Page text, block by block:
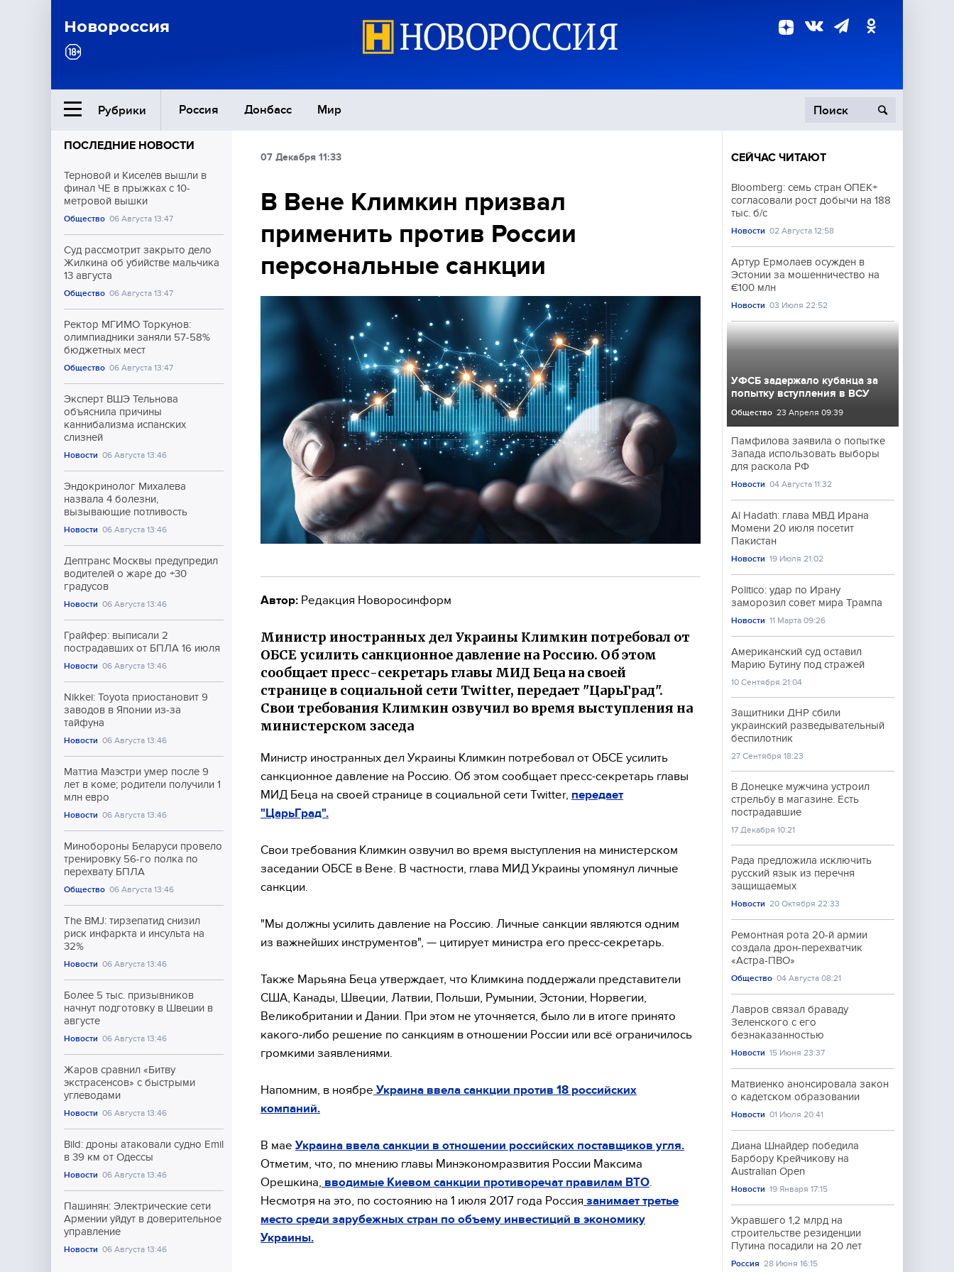
Новороссия
Рубрики Россия Донбасс Мир
Ближний Восток
Общество
Экономика
Происшествия
Культура
ПОСЛЕДНИЕ НОВОСТИ
Терновой и Киселёв вышли в
финал ЧЕ в прыжках с 10-
метровой вышки
Общество 06 Августа 13:47
Суд рассмотрит закрыто дело
Жилкина об убийстве мальчика
13 августа
Общество 06 Августа 13:47
Ректор МГИМО Торкунов:
олимпиадники заняли 57-58%
бюджетных мест
Общество 06 Августа 13:47
Эксперт ВШЭ Тельнова
объяснила причины
каннибализма испанских
слизней
Новости 06 Августа 13:46
Эндокринолог Михалева
назвала 4 болезни,
вызывающие потливость
Новости 06 Августа 13:46
Дептранс Москвы предупредил
водителей о жаре до +30
градусов
Новости 06 Августа 13:46
Грайфер: выписали 2
пострадавших от БПЛА 16 июля
Новости 06 Августа 13:46
Nikkei: Toyota приостановит 9
заводов в Японии из-за
тайфуна
Новости 06 Августа 13:46
Маттиа Маэстри умер после 9
лет в коме; родители получили 1
млн евро
Новости 06 Августа 13:46
Минобороны Беларуси провело
тренировку 56-го полка по
перехвату БПЛА
Общество 06 Августа 13:46
The BMJ: тирзепатид снизил
риск инфаркта и инсульта на
32%
Новости 06 Августа 13:46
Более 5 тыс. призывников
начнут подготовку в Швеции в
августе
Новости 06 Августа 13:46
Жаров сравнил «Битву
экстрасенсов» с быстрыми
углеводами
Новости 06 Августа 13:46
Bild: дроны атаковали судно Emil
в 39 км от Одессы
Новости 06 Августа 13:46
Пашинян: Электрические сети
Армении уйдут в доверительное
управление
Новости 06 Августа 13:46
07 Декабря 11:33
В Вене Климкин призвал
применить против России
персональные санкции
Автор: Редакция Новоросинформ
Министр иностранных дел Украины Климкин потребовал от
ОБСЕ усилить санкционное давление на Россию. Об этом
сообщает пресс-секретарь главы МИД Беца на своей
странице в социальной сети Twitter, передает "ЦарьГрад".
Свои требования Климкин озвучил во время выступления на
министерском заседа
Министр иностранных дел Украины Климкин потребовал от ОБСЕ усилить
санкционное давление на Россию. Об этом сообщает пресс-секретарь главы
МИД Беца на своей странице в социальной сети Twitter, передает
"ЦарьГрад".
Свои требования Климкин озвучил во время выступления на министерском
заседании ОБСЕ в Вене. В частности, глава МИД Украины упомянул личные
санкции.
"Мы должны усилить давление на Россию. Личные санкции являются одним
из важнейших инструментов", — цитирует министра его пресс-секретарь.
Также Марьяна Беца утверждает, что Климкина поддержали представители
США, Канады, Швеции, Латвии, Польши, Румынии, Эстонии, Норвегии,
Великобритании и Дании. При этом не уточняется, было ли в итоге принято
какого-либо решение по санкциям в отношении России или всё ограничилось
громкими заявлениями.
Напомним, в ноябре Украина ввела санкции против 18 российских
компаний.
В мае Украина ввела санкции в отношении российских поставщиков угля.
Отметим, что, по мнению главы Минэкономразвития России Максима
Орешкина, вводимые Киевом санкции противоречат правилам ВТО
Несмотря на это, по состоянию на 1 июля 2017 года Россия занимает третье
место среди зарубежных стран по объему инвестиций в экономику
Украины.
СЕЙЧАС ЧИТАЮТ
Bloomberg: семь стран ОПЕК+
согласовали рост добычи на 188
тыс. б/с
Новости 02 Августа 12:58
Артур Ермолаев осужден в
Эстонии за мошенничество на
€100 млн
Новости 03 Июля 22:52
УФСБ задержало кубанца за
попытку вступления в ВСУ
Общество 23 Апреля 09:39
Памфилова заявила о попытке
Запада использовать выборы
для раскола РФ
Новости 04 Августа 11:32
Al Hadath: глава МВД Ирана
Момени 20 июля посетит
Пакистан
Новости 19 Июля 21:02
Politico: удар по Ирану
заморозил совет мира Трампа
Новости 11 Марта 09:26
Американский суд оставил
Марию Бутину под стражей
10 Сентября 21:04
Защитники ДНР сбили
украинский разведывательный
беспилотник
27 Сентября 18:23
В Донецке мужчина устроил
стрельбу в магазине. Есть
пострадавшие
17 Декабря 10:21
Рада предложила исключить
русский язык из перечня
защищаемых
Новости 20 Октября 22:33
Ремонтная рота 20-й армии
создала дрон-перехватчик
«Астра-ПВО»
Общество 04 Августа 08:21
Лавров связал браваду
Зеленского с его
безнаказанностью
Новости 15 Июня 23:37
Матвиенко анонсировала закон
о кадетском образовании
Новости 01 Июля 20:41
Диана Шнайдер победила
Барбору Крейчикову на
Australian Open
Новости 19 Января 17:15
Укравшего 1,2 млрд на
строительстве резиденции
Путина посадили на 20 лет
Россия 28 Июня 16:15